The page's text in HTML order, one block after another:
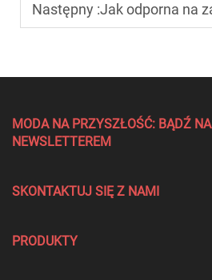
Następny :Jak odporna na zadrapania warstwa
MODA NA PRZYSZŁOŚĆ: BĄDŹ
NEWSLETTEREM
SKONTAKTUJ SIĘ Z NAMI
PRODUKTY